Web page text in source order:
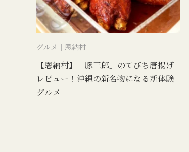
グルメ｜恩納村
【恩納村】「豚三郎」のてびち唐揚げ
レビュー！沖縄の新名物になる新体験
グルメ